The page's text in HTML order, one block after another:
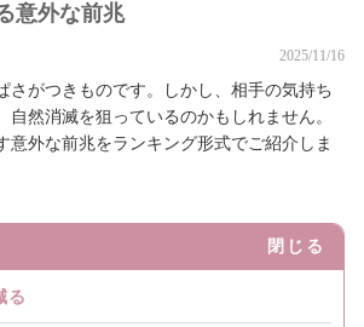
意外な前兆
2025/11/16
さがつきものです。しかし、相手の気持ち
自然消滅を狙っているのかもしれません。
意外な前兆をランキング形式でご紹介しま
閉じる
る